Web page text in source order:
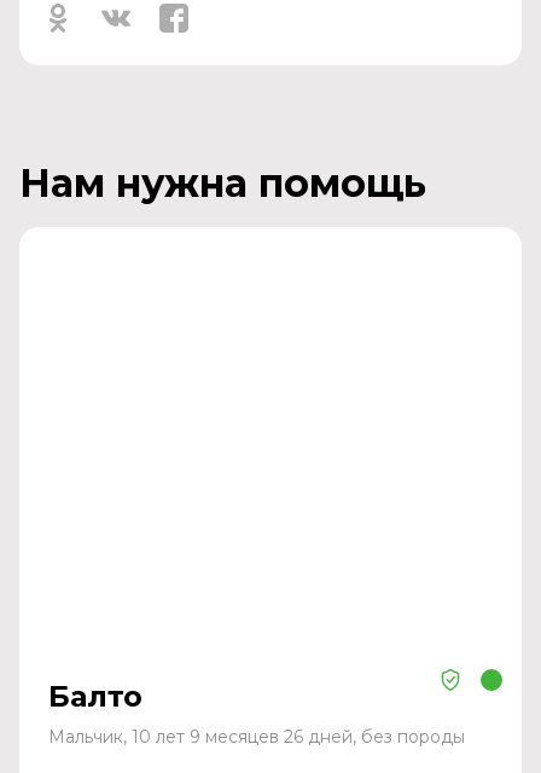
Нам нужна помощь
Балто
Мальчик, 10 лет 9 месяцев 26 дней, без породы